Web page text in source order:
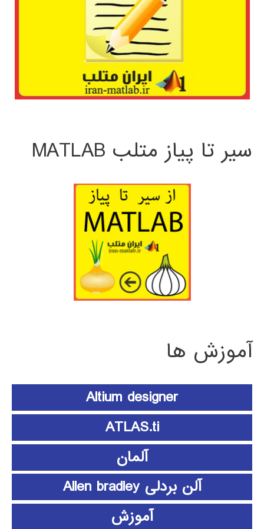
سیر تا پیاز متلب MATLAB
آموزش ها
Altium designer
ATLAS.ti
آلمان
آلن بردلی Allen bradley
آموزش